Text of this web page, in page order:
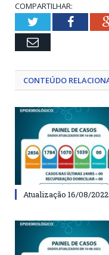
COMPARTILHAR:
Twitter
Email
CONTEÚDO
Atualização 16/08/2022